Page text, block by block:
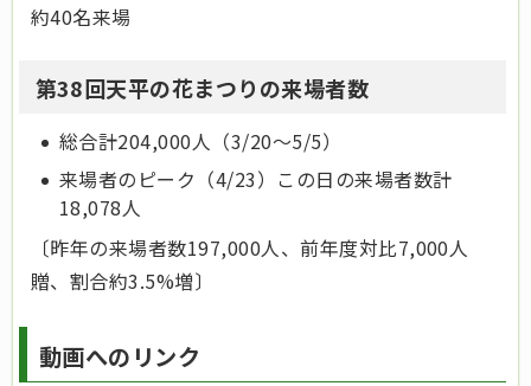
約40名来場
第38回天平の花まつりの来場者数
総合計204,000人（3/20～5/5）
来場者のピーク（4/23）この日の来場者数計
18,078人
〔昨年の来場者数197,000人、前年度対比7,000人
贈、割合約3.5%増〕
動画へのリンク